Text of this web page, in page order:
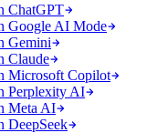
ChatGPT
Google AI Mode
Gemini
Claude
Microsoft Copilot
Perplexity AI
Meta AI
DeepSeek